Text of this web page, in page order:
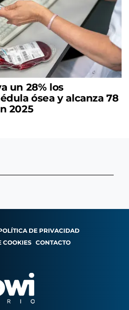
un 28% los
ósea y alcanza 78
2025
DE PRIVACIDAD
COOKIES CONTACTO